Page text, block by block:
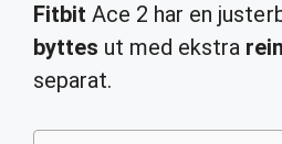
Fitbit Ace 2 har en
byttes ut med ekstra
separat.